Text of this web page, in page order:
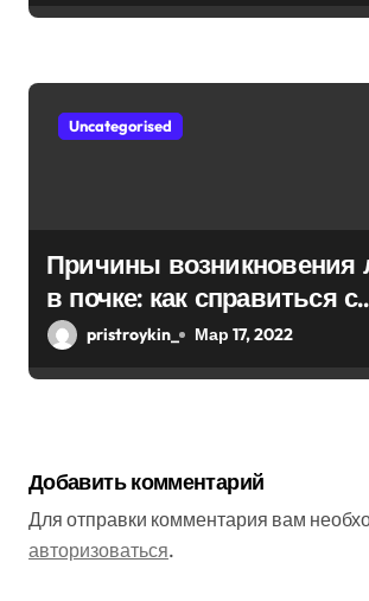
Uncategorised
Причины
в почке: как справиться с
болезнью
pristroykin_ Мар 17, 2022
Добавить комментарий
Для отправки комментария вам
авторизоваться.